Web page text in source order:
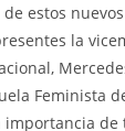
estos
la
Feminista
importancia de